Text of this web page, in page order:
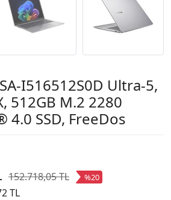
I516512S0D Ultra-5,
512GB M.2 2280
4.0 SSD, FreeDos
152.718,05 TL %20
TL